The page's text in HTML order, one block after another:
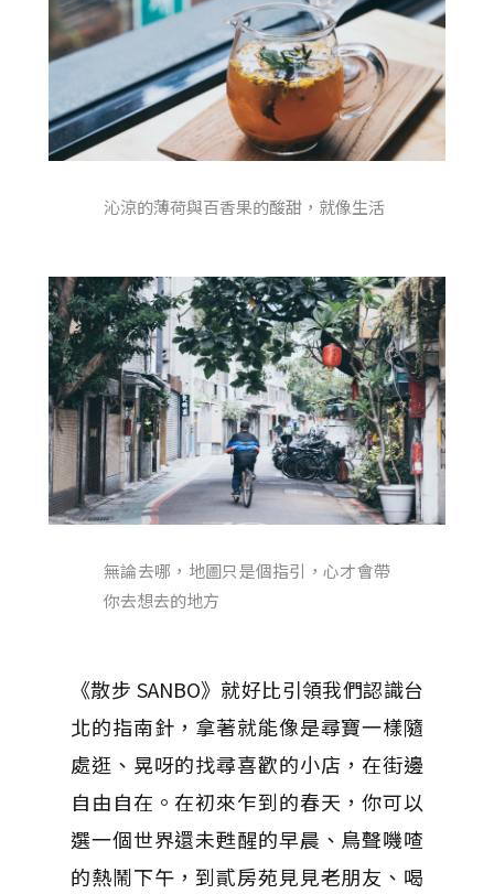
沁涼的薄荷與百香果的酸甜，就像生活
無論去哪，地圖只是個指引，心才會帶
你去想去的地方
《散步 SANBO》就好比引領我們認識台
北的指南針，拿著就能像是尋寶一樣隨
處逛、晃呀的找尋喜歡的小店，在街邊
自由自在。在初來乍到的春天，你可以
選一個世界還未甦醒的早晨、鳥聲嘰喳
的熱鬧下午，到貳房苑見見老朋友、喝